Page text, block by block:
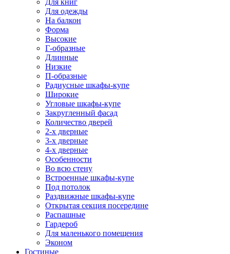
Для книг
Для одежды
На балкон
Форма
Высокие
Г-образные
Длинные
Низкие
П-образные
Радиусные шкафы-купе
Широкие
Угловые шкафы-купе
Закругленный фасад
Количество дверей
2-х дверные
3-х дверные
4-х дверные
Особенности
Во всю стену
Встроенные шкафы-купе
Под потолок
Раздвижные шкафы-купе
Открытая секция посередине
Распашные
Гардероб
Для маленького помещения
Эконом
Гостиные